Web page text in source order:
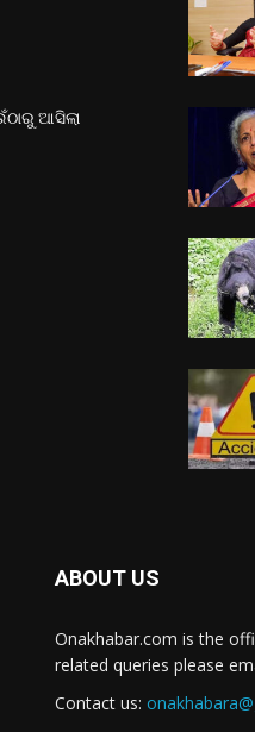
ଆସିଲା
ABOUT US
Onakhabar.com is the
related queries please
Contact us: